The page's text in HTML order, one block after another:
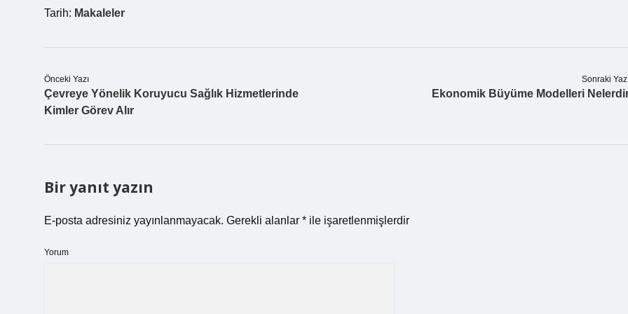
Tarih: Makaleler
Önceki Yazı
Çevreye Yönelik Koruyucu Sağlık Hizmetlerinde
Kimler Görev Alır
Sonraki
Ekonomik Büyüme Modelleri
Bir yanıt yazın
E-posta adresiniz yayınlanmayacak. Gerekli alanlar * ile işaretlenmişlerdir
Yorum